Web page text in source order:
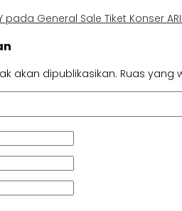
pada General Sale Tiket Konser
akan dipublikasikan. Ruas yang